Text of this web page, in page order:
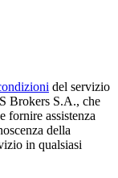
del servizio
Brokers S.A., che
fornire assistenza
della
in qualsiasi